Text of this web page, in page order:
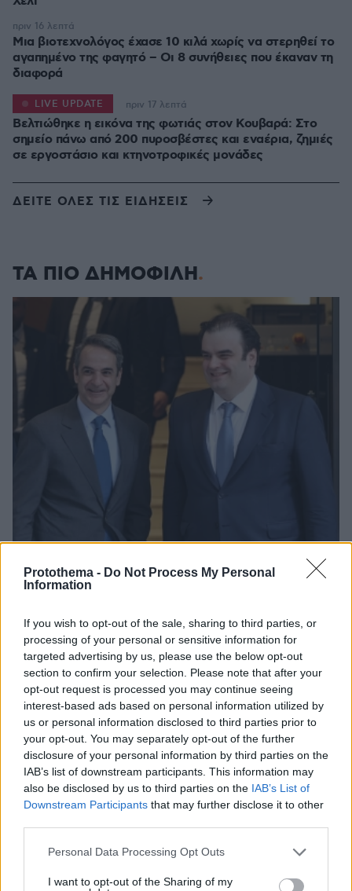
Protothema - Do Not Process My Personal
Information
If you wish to opt-out of the sale, sharing to third parties, or
processing of your personal or sensitive information for
targeted advertising by us, please use the below opt-out
section to confirm your selection. Please note that after your
opt-out request is processed you may continue seeing
interest-based ads based on personal information utilized by
us or personal information disclosed to third parties prior to
your opt-out. You may separately opt-out of the further
disclosure of your personal information by third parties on the
IAB’s list of downstream participants. This information may
also be disclosed by us to third parties on the IAB’s List of
Downstream Participants that may further disclose it to other
Please note that this website/app uses one or more Google
not limited to your visit or usage behaviour. You may click to
Personal Data Processing Opt Outs
I want to opt-out of the Sharing of my
Μια βιοτεχνολόγος έχασε 10 κιλά χωρίς να στερηθεί το
αγαπημένο της φαγητό – Οι 8 συνήθειες που έκαναν τη
διαφορά
πριν 16 λεπτά
Βελτιώθηκε η εικόνα της φωτιάς στον Κουβαρά: Στο
σημείο πάνω από 200 πυροσβέστες και εναέρια, ζημιές
σε εργοστάσιο και κτηνοτροφικές μονάδες
LIVE UPDATE πριν 17 λεπτά
ΔΕΙΤΕ ΟΛΕΣ ΤΙΣ ΕΙΔΗΣΕΙΣ
ΤΑ ΠΙΟ ΔΗΜΟΦΙΛΗ
ΔΕΘ τετραετίας με μέτρα για όλους: Τι θα πει ο
Μητσοτάκης στη Θεσσαλονίκη για μισθούς,
συντάξεις, επιχειρήσεις, αγρότες και στεγαστικό
10.08.2026, 08:51